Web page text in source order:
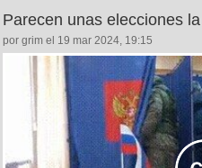
Parecen unas elecciones
por grim el 19 mar 2024, 19:15